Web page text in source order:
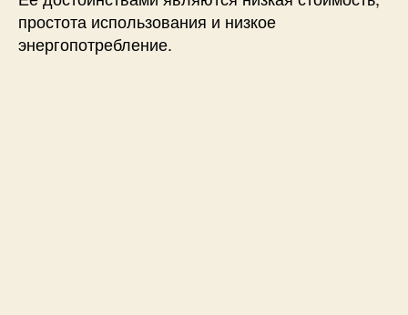
t
o
простота использования и низкое
энергопотребление.